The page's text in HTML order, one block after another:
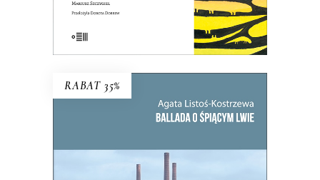
E-BOOK DO KOSZYKA
RABAT 35%
BALLADA O ŚPIĄCYM LWIE